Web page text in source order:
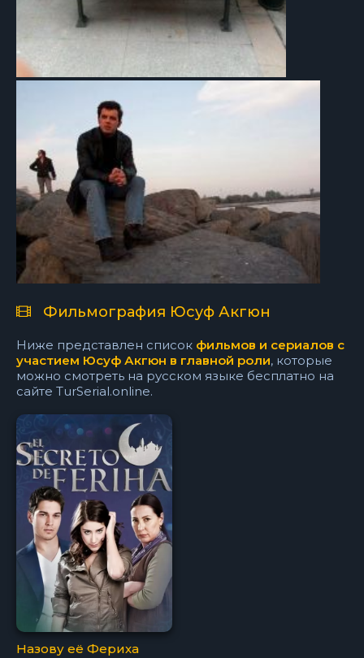
Фильмография Юсуф Акгюн
Ниже представлен список фильмов и сериалов с
участием Юсуф Акгюн в главной роли, которые
можно смотреть на русском языке бесплатно на
сайте TurSerial.online.
Назову её Фериха